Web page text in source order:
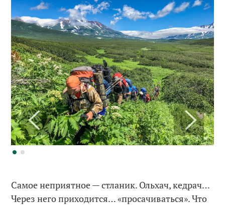
Самое неприятное — стланик. Ольхач, кедрач…
Через него приходится… «просачиваться». Что